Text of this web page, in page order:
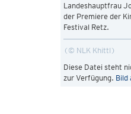
Landeshauptfrau
der Premiere der
Festival Retz.
© NLK Khittl
Diese Datei steht
zur Verfügung. Bild